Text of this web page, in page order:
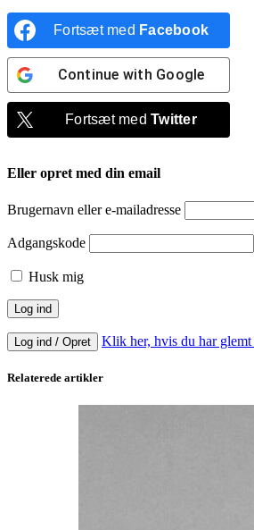
Fortsæt med Facebook
Continue with Google
Fortsæt medTwitter
Eller opret med din email
Brugernavn eller e-mailadresse
Adgangskode
Husk mig
Log ind / Opret Klik her, hvis du har glemt
Relaterede artikler